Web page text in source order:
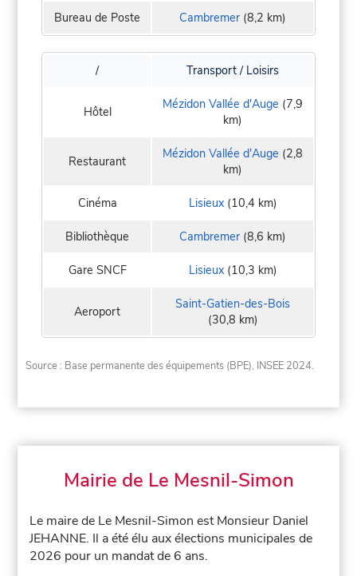
Bureau de Poste Cambremer (8,2 km)
/ Transport / Loisirs
Hôtel Mézidon Vallée d'Auge (7,9
km)
Restaurant Mézidon Vallée d'Auge (2,8
km)
Cinéma Lisieux(10,4 km)
Bibliothèque Cambremer (8,6 km)
Gare SNCF Lisieux(10,3 km)
Aeroport
Saint-Gatien-des-Bois
(30,8 km)
Source : Base permanente des équipements (BPE), INSEE 2024.
Mairie de Le Mesnil-Simon
Le maire de Le Mesnil-Simon est Monsieur Daniel
JEHANNE. Il a été élu aux élections municipales de
2026 pour un mandat de 6 ans.